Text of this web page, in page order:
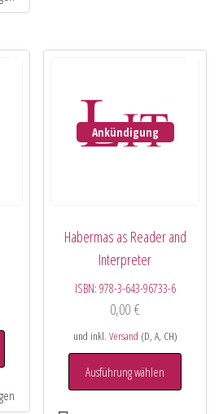
Ankündigung
Habermas as Reader and
Interpreter
ISBN: 978-3-643-96733-6
0,00€
und inkl. Versand (D, A, CH)
Ausführung wählen